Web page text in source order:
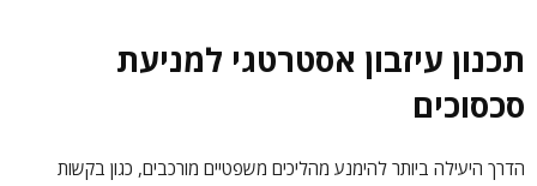
תכנון עיזבון אסטרטגי למניעת
סכסוכים
הדרך היעילה ביותר להימנע מהליכים משפטיים מורכבים, כגון בקשות